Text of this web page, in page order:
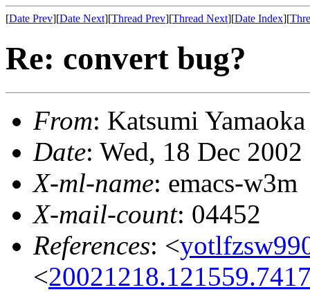
[Date Prev][Date Next][Thread Prev][Thread Next][Date Index][
Re: convert bug?
From: Katsumi
Date: Wed, 18 Dec
X-ml-name: emacs-w3m
X-mail-count: 04452
References: <
<